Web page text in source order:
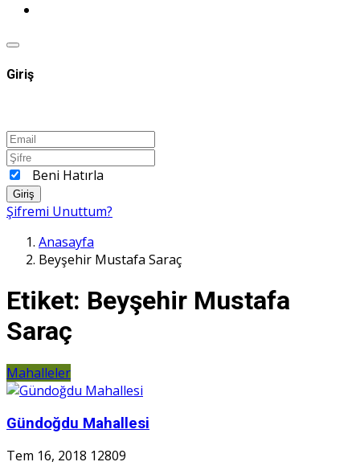
Giriş
Beni Hatırla
Giriş
Şifremi Unuttum?
Anasayfa
Beyşehir Mustafa Saraç
Etiket: Beyşehir Mustafa
Saraç
Mahalleler
Gündoğdu Mahallesi
Tem 16, 2018 12809